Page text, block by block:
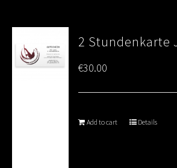
2 Stundenkarte
€30.00
Add to cart Details